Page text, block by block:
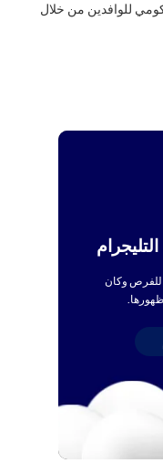
للوافدين من خلال
للفرص وكان